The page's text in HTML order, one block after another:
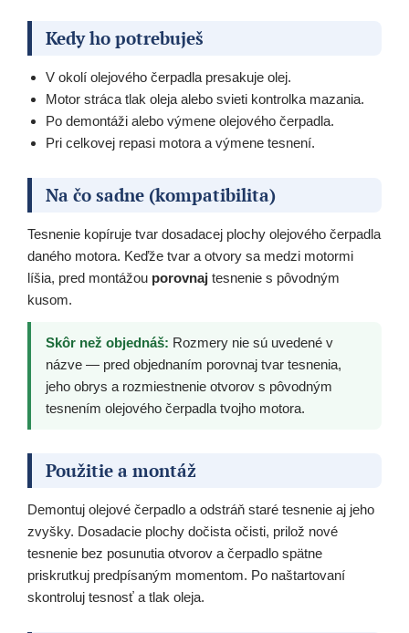
Kedy ho potrebuješ
V okolí olejového čerpadla presakuje olej.
Motor stráca tlak oleja alebo svieti kontrolka mazania.
Po demontáži alebo výmene olejového čerpadla.
Pri celkovej repasi motora a výmene tesnení.
Na čo sadne (kompatibilita)
Tesnenie kopíruje tvar dosadacej plochy olejového čerpadla
daného motora. Keďže tvar a otvory sa medzi motormi
líšia, pred montážou porovnaj tesnenie s pôvodným
kusom.
Skôr než objednáš: Rozmery nie sú uvedené v
názve — pred objednaním porovnaj tvar tesnenia,
jeho obrys a rozmiestnenie otvorov s pôvodným
tesnením olejového čerpadla tvojho motora.
Použitie a montáž
Demontuj olejové čerpadlo a odstráň staré tesnenie aj jeho
zvyšky. Dosadacie plochy dočista očisti, prilož nové
tesnenie bez posunutia otvorov a čerpadlo spätne
priskrutkuj predpísaným momentom. Po naštartovaní
skontroluj tesnosť a tlak oleja.